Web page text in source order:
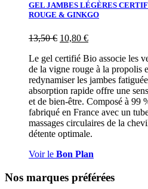
GEL JAMBES LÉGÈRES
ROUGE & GINKGO
13,50€ 10,80 €
Le gel certifié Bio associe les
de la vigne rouge à la propolis
redynamiser les jambes
absorption rapide offre une
et de bien-être. Composé à 99
fabriqué en France avec un
massages circulaires de la
détente optimale.
Voir le Bon Plan
Nos marques préférées